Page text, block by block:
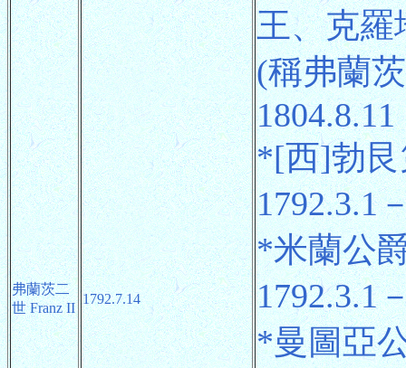
弗蘭茨二
世 Franz II
1792.7.14
王、克羅
(稱弗蘭
1804.8.11
*[西]勃艮
1792.3.1
*米蘭公
1792.3.1
*曼圖亞